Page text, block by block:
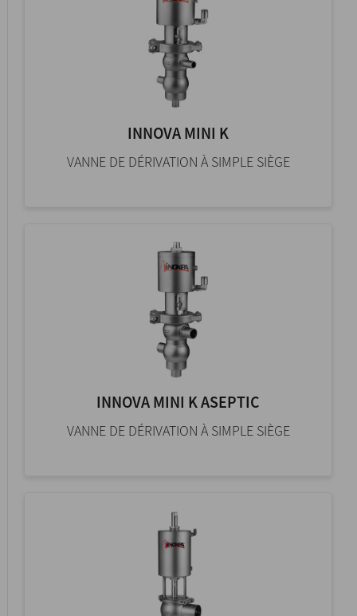
INNOVA MINI K
VANNE DE DÉRIVATION À SIMPLE SIÈGE
INNOVA MINI K ASEPTIC
VANNE DE DÉRIVATION À SIMPLE SIÈGE